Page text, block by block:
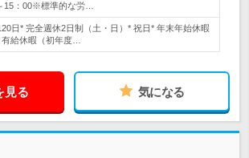
15：00※標準的な労…
日* 完全週休2日制（土・日）* 祝日* 年末年始休暇
有給休暇（初年度…
見る 気になる